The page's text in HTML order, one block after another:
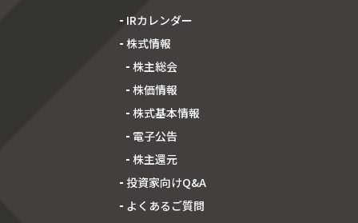
IRカレンダー
株式情報
株主総会
株価情報
株式基本情報
電子公告
株主還元
投資家向けQ&A
よくあるご質問